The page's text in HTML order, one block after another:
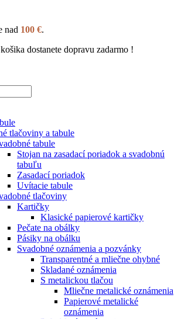
nad 100 €.
dostanete dopravu zadarmo !
tlačoviny a tabule
tabule
Stojan na zasadací poriadok a svadobnú
tabuľu
Zasadací poriadok
Uvítacie tabule
tlačoviny
Kartičky
Klasické papierové kartičky
Pečate na obálky
Pásiky na obálku
Svadobné oznámenia a pozvánky
Transparentné a mliečne ohybné
Skladané oznámenia
S metalickou tlačou
Mliečne metalické oznámenia
Papierové metalické
oznámenia